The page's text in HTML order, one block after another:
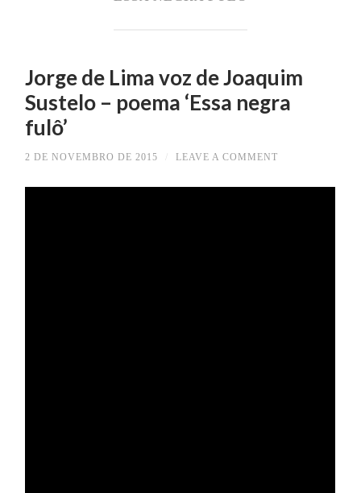
Jorge de Lima voz de Joaquim
Sustelo – poema ‘Essa negra
fulô’
2 DE NOVEMBRO DE 2015 LEAVE A COMMENT